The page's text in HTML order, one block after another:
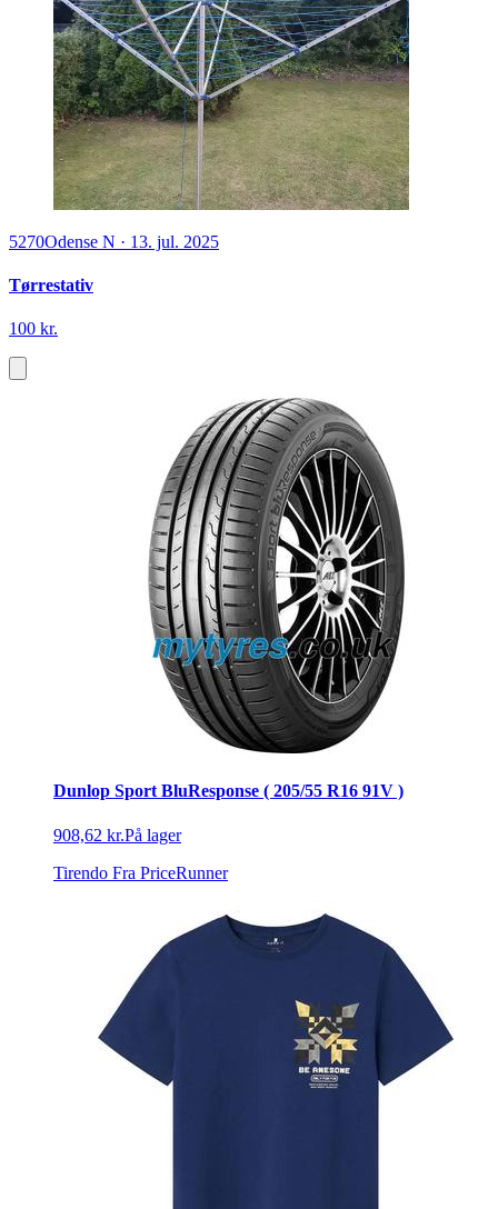
5270Odense N · 13. jul. 2025
Tørrestativ
100 kr.
Dunlop Sport BluResponse ( 205/55 R16 91V )
908,62 kr.På lager
Tirendo Fra PriceRunner